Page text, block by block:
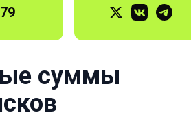
79
суммы